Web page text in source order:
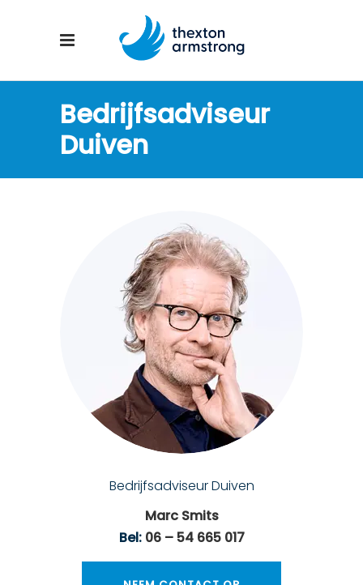
Bedrijfsadviseur
Duiven
Bedrijfsadviseur Duiven
Marc Smits
Bel: 06 – 54 665 017